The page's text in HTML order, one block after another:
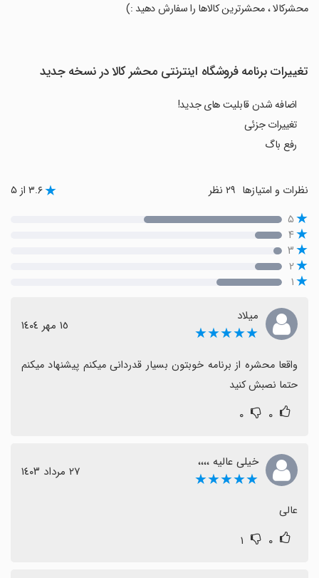
محشرکالا ، محشرترین کالاها را سفارش دهید :)
تغییرات برنامه فروشگاه اینترنتی محشر کالا در نسخه جدید
اضافه شدن قابلیت های جدید!
تغییرات جزئی
رفع باگ
نظرات و امتیازها ۳.۶ از ۵
۵
۴
۳
۲
۱
میلاد
★★★★★ ١٥ مهر ١٤٠٤
حتما نصبش کنید
۰ ۰
خیلی عالیه ،،،،
★★★★★ ٢٧ مرداد ١٤٠٣
عالی
۰ ۱